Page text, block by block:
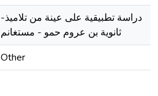
-دراسة تطبيقية على عينة من تلاميذ
ثانوية بن عروم حمو - مستغانم
Other